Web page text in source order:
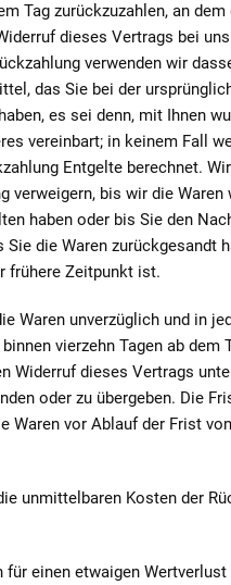
Tag zurückzuzahlen, an
dieses Vertrags bei
verwenden wir
das Sie bei der
es sei denn, mit Ihnen
vereinbart; in keinem Fall
Entgelte berechnet.
verweigern, bis wir die Waren
haben oder bis Sie den
Sie die Waren zurückgesandt
frühere Zeitpunkt ist.
Waren unverzüglich und in
vierzehn Tagen ab dem
Widerruf dieses Vertrags
oder zu übergeben. Die
Waren vor Ablauf der Frist
unmittelbaren Kosten der
für einen etwaigen Wertverlust